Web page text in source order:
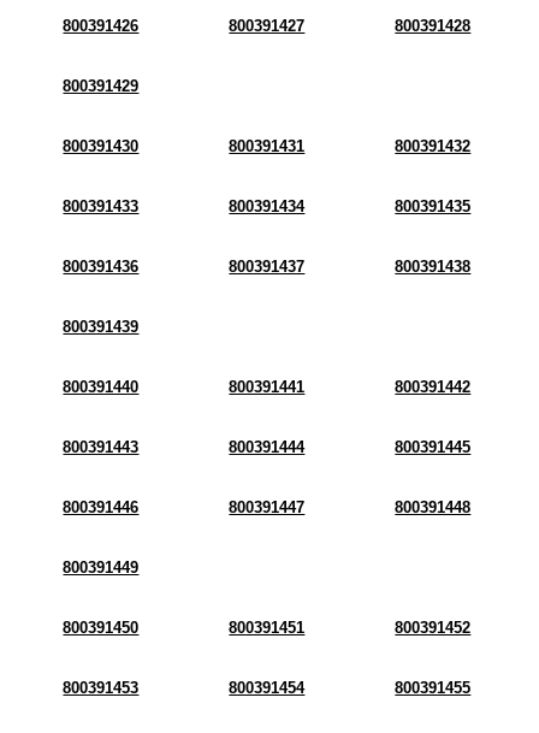
800391426 800391427 800391428
800391429
800391430 800391431 800391432
800391433 800391434 800391435
800391436 800391437 800391438
800391439
800391440 800391441 800391442
800391443 800391444 800391445
800391446 800391447 800391448
800391449
800391450 800391451 800391452
800391453 800391454 800391455